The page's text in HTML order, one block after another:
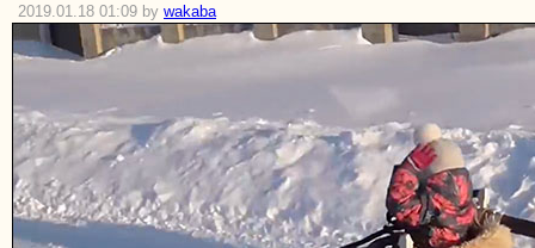
2019.01.18 01:09 by wakaba